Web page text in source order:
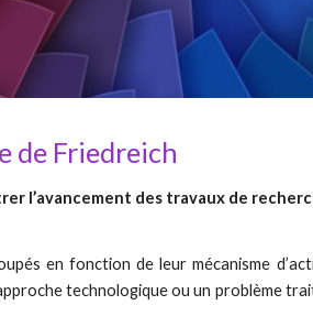
de Friedreich
l’avancement des travaux de
en fonction de leur mécanisme
technologique ou un problème